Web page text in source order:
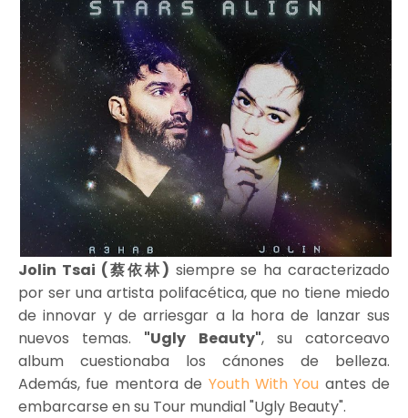
Jolin Tsai (蔡依林) siempre se ha caracterizado
por ser una artista polifacética, que no tiene miedo
de innovar y de arriesgar a la hora de lanzar sus
nuevos temas. "Ugly Beauty", su catorceavo
album cuestionaba los cánones de belleza.
Además, fue mentora de Youth With You antes de
embarcarse en su Tour mundial "Ugly Beauty".